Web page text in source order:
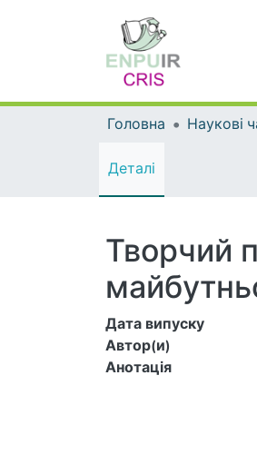
Головна
Деталі
Творчий
Дата випуску
Автор(и)
Анотація